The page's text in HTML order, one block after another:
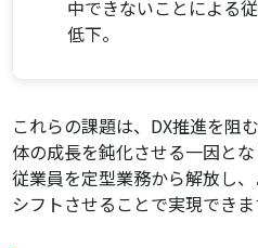
中できないことによる
低下。
これらの課題は、DX推進を阻
体の成長を鈍化させる一因とな
従業員を定型業務から解放し
シフトさせることで実現できま